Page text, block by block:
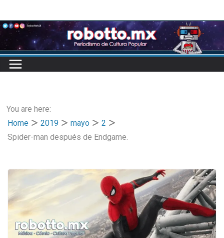
to
content
You are here:
Home
2019 mayo
2
Spider-man después de Endgame.